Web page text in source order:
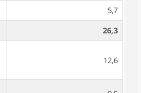
5,7
26,3
12,6